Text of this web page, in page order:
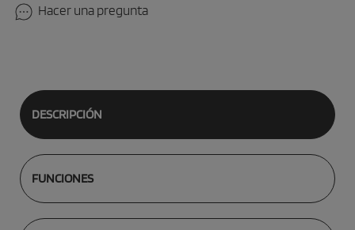
Hacer una pregunta
DESCRIPCIÓN
FUNCIONES